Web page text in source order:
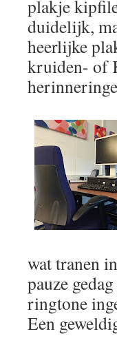
plakje
duidelijk,
heerlijke
kruiden- of
wat tranen
pauze
ringtone
Een